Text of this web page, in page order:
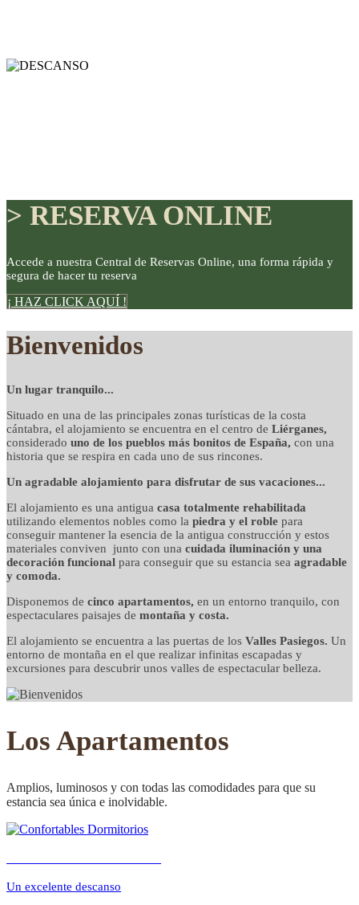
DISFRUTE
detalles cuidados con
mimo
CONFORTABLE
ambientes cálidos y
relajados
> RESERVA ONLINE
Accede a nuestra Central de Reservas Online, una forma rápida y
segura de hacer tu reserva
¡ HAZ CLICK AQUÍ !
Bienvenidos
Un lugar tranquilo...
Situado en una de las principales zonas turísticas de la costa
cántabra, el alojamiento se encuentra en el centro de Liérganes,
considerado uno de los pueblos más bonitos de España, con una
historia que se respira en cada uno de sus rincones.
Un agradable alojamiento para disfrutar de sus vacaciones...
El alojamiento es una antigua casa totalmente rehabilitada
utilizando elementos nobles como la piedra y el roble para
conseguir mantener la esencia de la antigua construcción y estos
materiales conviven junto con una cuidada iluminación y una
decoración funcional para conseguir que su estancia sea agradable
y comoda.
Disponemos de cinco apartamentos, en un entorno tranquilo, con
espectaculares paisajes de montaña y costa.
El alojamiento se encuentra a las puertas de los Valles Pasiegos. Un
entorno de montaña en el que realizar infinitas escapadas y
excursiones para descubrir unos valles de espectacular belleza.
Los Apartamentos
Amplios, luminosos y con todas las comodidades para que su
estancia sea única e inolvidable.
Un excelente descanso